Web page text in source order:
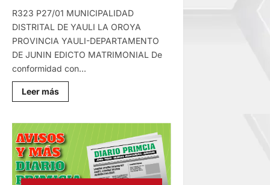
R323 P27/01 MUNICIPALIDAD
DISTRITAL DE YAULI LA OROYA
PROVINCIA YAULI-DEPARTAMENTO
DE JUNIN EDICTO MATRIMONIAL De
conformidad con...
Leer másLee
más
MATRIMONIAL
–
LUNES
27/ENE/2025